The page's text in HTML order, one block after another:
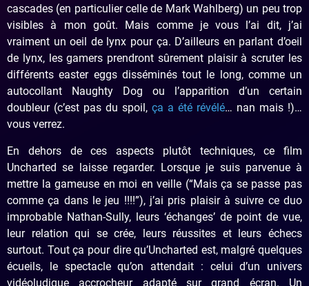
cascades (en particulier celle de Mark Wahlberg) un peu trop
visibles à mon goût. Mais comme je vous l’ai dit, j’ai
vraiment un oeil de lynx pour ça. D’ailleurs en parlant d’oeil
de lynx, les gamers prendront sûrement plaisir à scruter les
différents easter eggs disséminés tout le long, comme un
autocollant Naughty Dog ou l’apparition d’un certain
doubleur (c’est pas du spoil, ça a été révélé… nan mais !)…
vous verrez.
En dehors de ces aspects plutôt techniques, ce film
Uncharted se laisse regarder. Lorsque je suis parvenue à
mettre la gameuse en moi en veille (“Mais ça se passe pas
comme ça dans le jeu !!!!”), j’ai pris plaisir à suivre ce duo
improbable Nathan-Sully, leurs ‘échanges’ de point de vue,
leur relation qui se crée, leurs réussites et leurs échecs
surtout. Tout ça pour dire qu’Uncharted est, malgré quelques
écueils, le spectacle qu’on attendait : celui d’un univers
vidéoludique accrocheur adapté sur grand écran. Un